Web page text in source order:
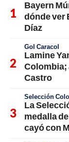
Bayern
dónde ver
Díaz
Gol Caracol
Lamine
Colombia;
Castro
Selección
La
medalla
cayó con